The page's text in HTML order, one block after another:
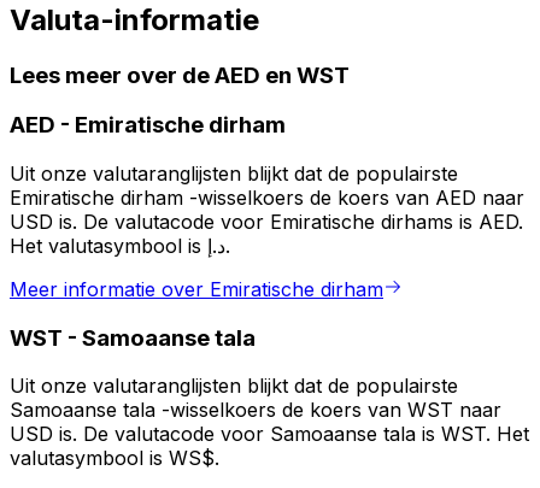
Valuta-informatie
Lees meer over de AED en WST
AED - Emiratische dirham
Uit onze valutaranglijsten blijkt dat de populairste
Emiratische dirham -wisselkoers de koers van AED naar
USD is. De valutacode voor Emiratische dirhams is AED.
Het valutasymbool is د.إ.
Meer informatie over Emiratische dirham
WST - Samoaanse tala
Uit onze valutaranglijsten blijkt dat de populairste
Samoaanse tala -wisselkoers de koers van WST naar
USD is. De valutacode voor Samoaanse tala is WST. Het
valutasymbool is WS$.